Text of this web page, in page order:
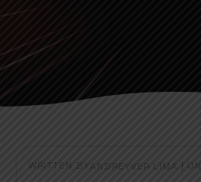
WRITTEN BYANDREYVER LIMA ON